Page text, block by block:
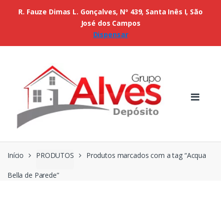
Início PRODUTOS Produtos marcados com a tag “Acqua
Bella de Parede”
R. Fauze Dimas L. Gonçalves, Nº 439, Santa Inês I, São
José dos Campos
Dispensar